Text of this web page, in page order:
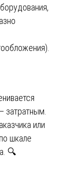
затратным.
или
шкале
🔍